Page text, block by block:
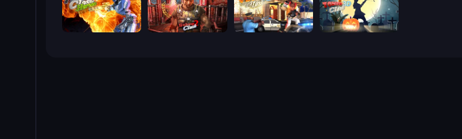
Moon Clash Heroes Subway Clash 2 Vegas Clash 3D Zombie Clash 3D: Halloween